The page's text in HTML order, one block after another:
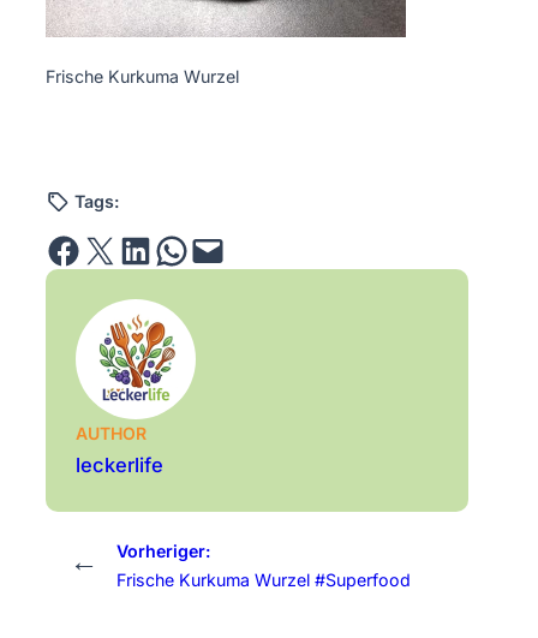
Frische Kurkuma Wurzel
Tags:
Share on Facebook Email this Page Share on LinkedIn Share on WhatsApp Email this Page
AUTHOR
leckerlife
←
Vorheriger:
Frische Kurkuma Wurzel #Superfood